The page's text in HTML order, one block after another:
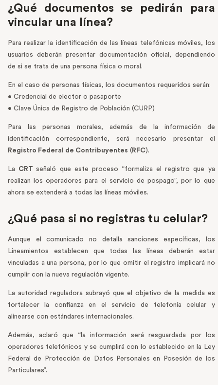
¿Qué documentos se pedirán para
vincular una línea?
Para realizar la identificación de las líneas telefónicas móviles, los
usuarios deberán presentar documentación oficial, dependiendo
de si se trata de una persona física o moral.
En el caso de personas físicas, los documentos requeridos serán:
• Credencial de elector o pasaporte
• Clave Única de Registro de Población (CURP)
Para las personas morales, además de la información de
identificación correspondiente, será necesario presentar el
Registro Federal de Contribuyentes ( RFC).
La CRTseñaló que este proceso “formaliza el registro que ya
realizan los operadores para el servicio de pospago”, por lo que
ahora se extenderá a todas las líneas móviles.
¿Qué pasa si no registras tu celular?
Aunque el comunicado no detalla sanciones específicas, los
Lineamientos establecen que todas las líneas deberán estar
vinculadas a una persona, por lo que omitir el registro implicará no
cumplir con la nueva regulación vigente.
La autoridad reguladora subrayó que el objetivo de la medida es
fortalecer la confianza en el servicio de telefonía celular y
alinearse con estándares internacionales.
Además, aclaró que “la información será resguardada por los
operadores telefónicos y se cumplirá con lo establecido en la Ley
Federal de Protección de Datos Personales en Posesión de los
Particulares”.